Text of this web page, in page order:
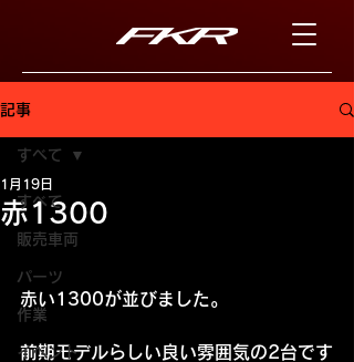
記事
すべて
販売車両
パーツ
作業
イベント
すべて
赤1300
1月19日
赤い1300が並びました。
前期モデルらしい良い雰囲気の2台です